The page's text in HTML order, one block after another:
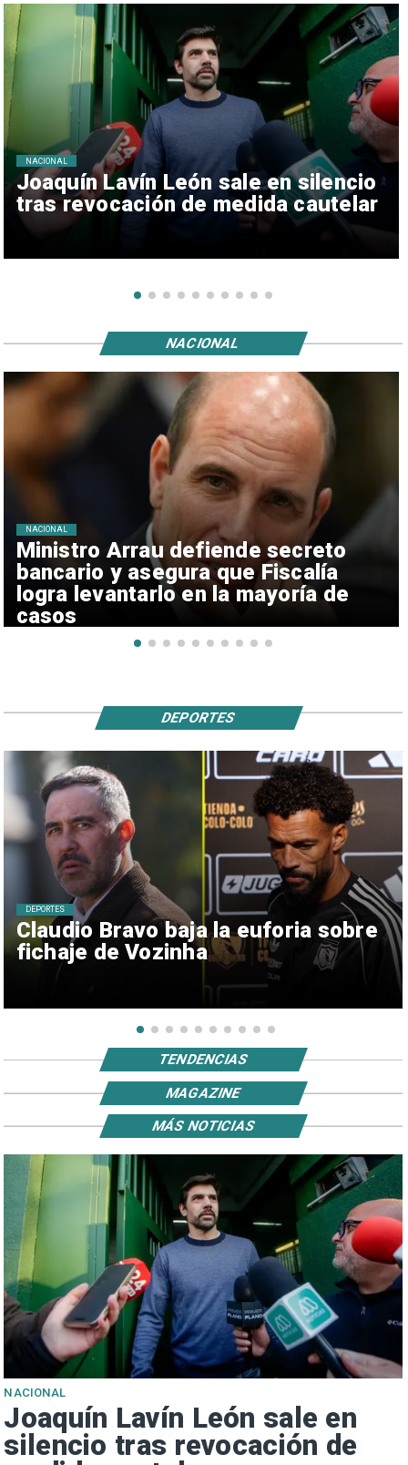
Joaquín Lavín León sale en silencio
tras revocación de medida cautelar
NACIONAL
Ministro Arrau defiende secreto
bancario y asegura que Fiscalía
logra levantarlo en la mayoría de
casos
NACIONAL
NACIONAL
Claudio Bravo baja la euforia sobre
fichaje de Vozinha
DEPORTES
DEPORTES
TENDENCIAS
MAGAZINE
NACIONAL
Joaquín Lavín León sale en
silencio tras revocación de
MÁS NOTICIAS